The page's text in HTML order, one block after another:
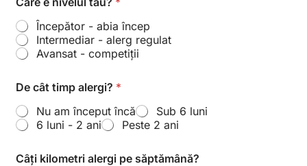
Începător - abia încep
Intermediar - alerg regulat
Avansat - competiții
De cât timp alergi? *
Nu am început încă
Sub 6 luni
6 luni - 2 ani
Peste 2 ani
â
e
Câți kilometri alergi pe săptămână?